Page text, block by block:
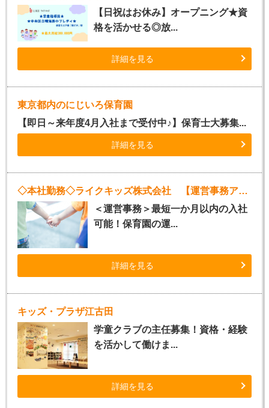
【日祝はお休み】オープニング★資
格を活かせる◎放...
詳細を見る
東京都内のにじいろ保育園
【即日～来年度4月入社まで受付中♪】保育士大募集...
詳細を見る
◇本社勤務◇ライクキッズ株式会社 【運営事務アシスタント】
＜運営事務＞最短一か月以内の入社
可能！保育園の運...
詳細を見る
キッズ・プラザ江古田
学童クラブの主任募集！資格・経験
を活かして働けま...
詳細を見る